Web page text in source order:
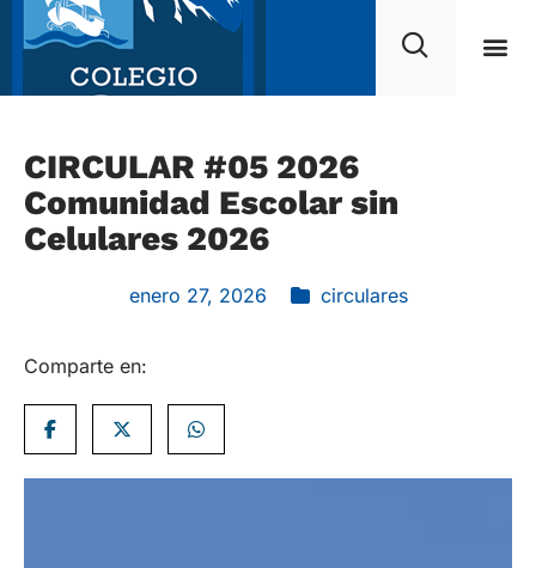
CIRCULAR #05 2026
Comunidad Escolar sin
Celulares 2026
enero 27, 2026 circulares
Comparte en: